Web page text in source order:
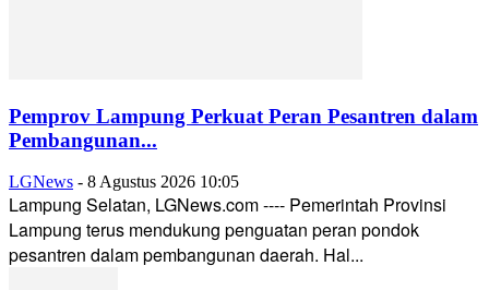
Pemprov Lampung Perkuat Peran Pesantren dalam
Pembangunan...
LGNews - 8 Agustus 2026 10:05
Lampung Selatan, LGNews.com ---- Pemerintah Provinsi
Lampung terus mendukung penguatan peran pondok
pesantren dalam pembangunan daerah. Hal...